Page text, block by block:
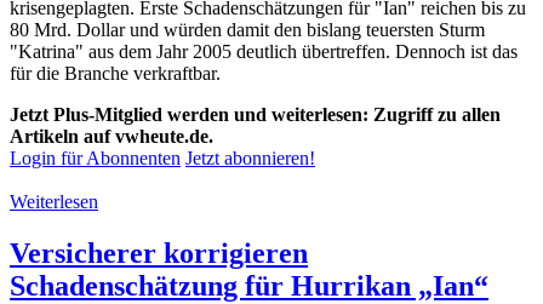
krisengeplagten. Erste Schadenschätzungen für "Ian" reichen bis zu
80 Mrd. Dollar und würden damit den bislang teuersten Sturm
"Katrina" aus dem Jahr 2005 deutlich übertreffen. Dennoch ist das
für die Branche verkraftbar.
Jetzt Plus-Mitglied werden und weiterlesen: Zugriff zu allen
Artikeln auf vwheute.de.
Login für Abonnenten Jetzt abonnieren!
Weiterlesen
Versicherer korrigieren
Schadenschätzung für Hurrikan „Ian“